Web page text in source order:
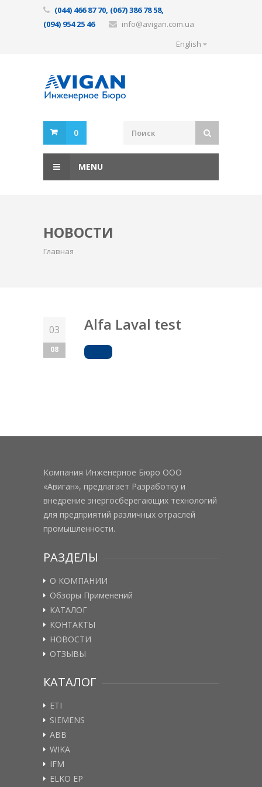
(044) 466 87 70, (067) 386 78 58,
(094) 954 25 46
info@avigan.com.ua
English
0
MENU
НОВОСТИ
Главная
03
08
Alfa Laval test
Компания Инженерное Бюро ООО
«Авиган», предлагает Разработку и
внедрение энергосберегающих технологий
для предприятий различных отраслей
промышленности.
РАЗДЕЛЫ
О КОМПАНИИ
Обзоры Применений
КАТАЛОГ
КОНТАКТЫ
НОВОСТИ
ОТЗЫВЫ
КАТАЛОГ
ETI
SIEMENS
ABB
WIKA
IFM
ELKO EP